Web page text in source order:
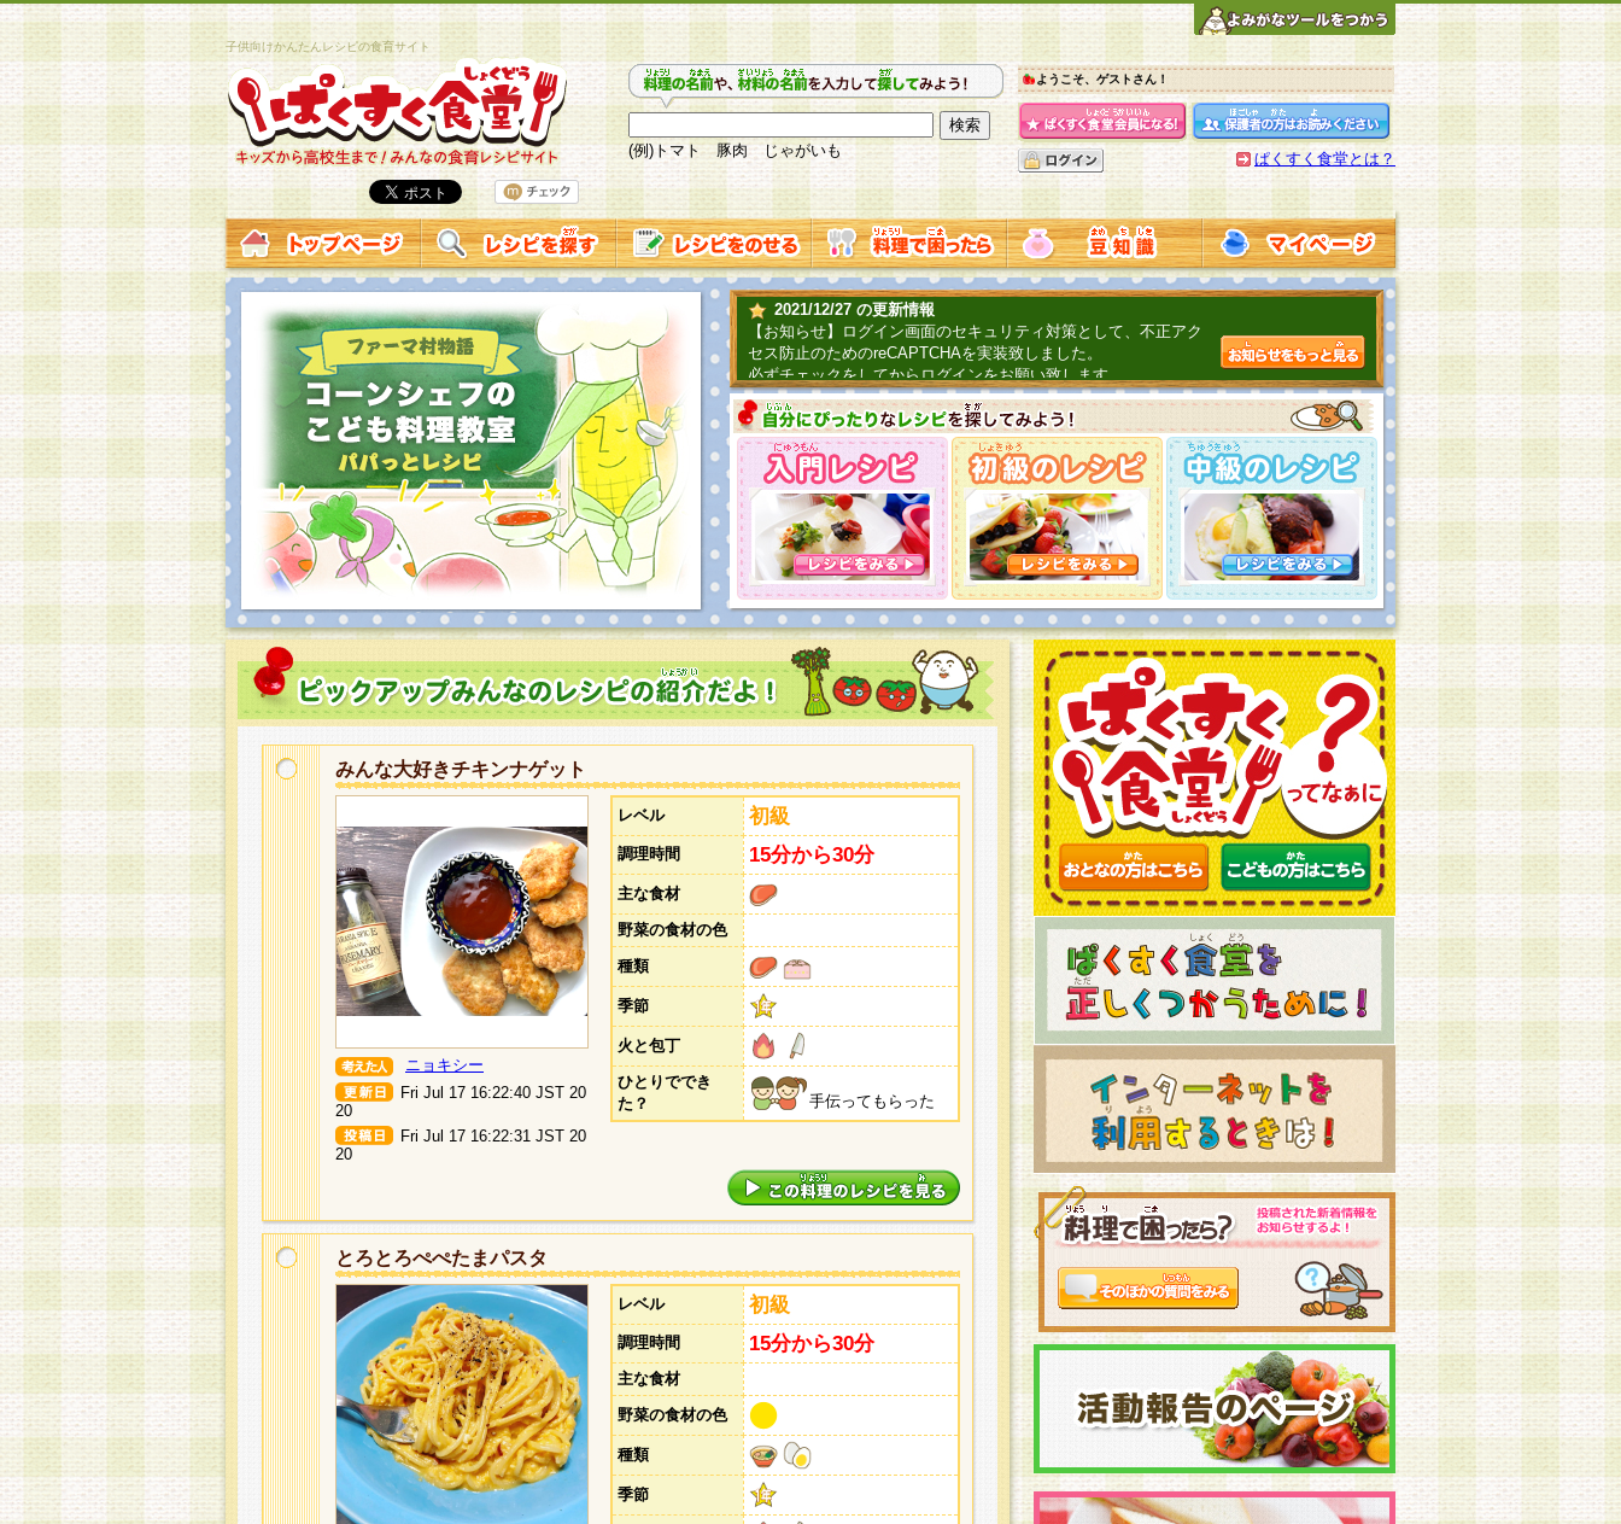
子供向けかんたんレシピの食育サイト
(例)トマト 豚肉 じゃがいも
ようこそ、ゲストさん！
ぱくすく食堂とは？
2021/12/27 の更新情報
【お知らせ】ログイン画面のセキュリティ対策として、不正アク
セス防止のためのreCAPTCHAを実装致しました。
必ずチェックをしてからログインをお願い致します。
2019/06/04 の更新情報
ファーマ村からコーンシェフが簡単レシピを紹介するよ！こちら
2018/07/01 の更新情報
チャレンジ企画第三弾！お母さん、お父さんへ日頃の感謝をこめ
てごはんを作ろう！は終了致しました。たくさんの投稿、ありが
とうございました。次回企画もお楽しみに！
みんな大好きチキンナゲット
ニョキシー
Fri Jul 17 16:22:40 JST 20
20
Fri Jul 17 16:22:31 JST 20
20
レベル 初級
調理時間 15分から30分
主な食材
野菜の食材の色
種類
季節
火と包丁
ひとりででき
た？
手伝ってもらった
とろとろぺぺたまパスタ
レベル 初級
調理時間 15分から30分
主な食材
野菜の食材の色
種類
季節